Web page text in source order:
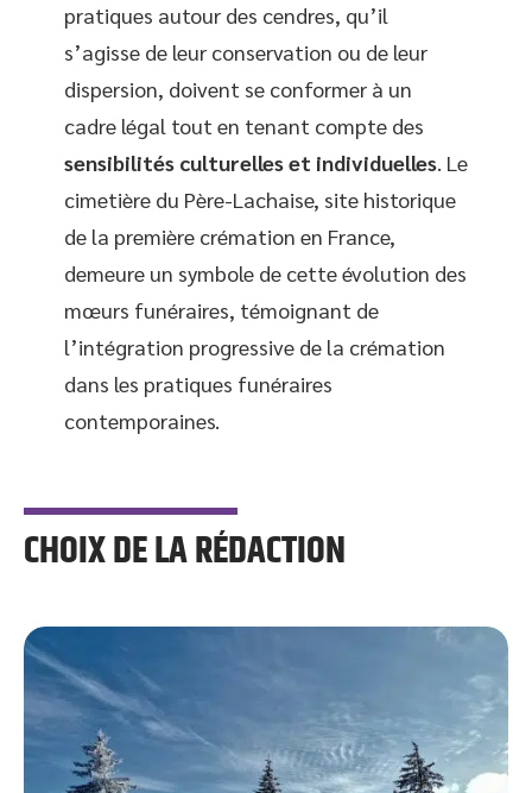
pratiques autour des cendres, qu’il
s’agisse de leur conservation ou de leur
dispersion, doivent se conformer à un
cadre légal tout en tenant compte des
sensibilités culturelles et individuelles. Le
cimetière du Père-Lachaise, site historique
de la première crémation en France,
demeure un symbole de cette évolution des
mœurs funéraires, témoignant de
l’intégration progressive de la crémation
dans les pratiques funéraires
contemporaines.
CHOIX DE LA RÉDACTION